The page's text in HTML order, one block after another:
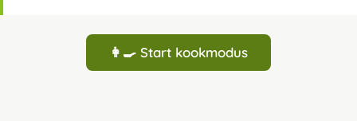
👩‍🍳 Start kookmodus